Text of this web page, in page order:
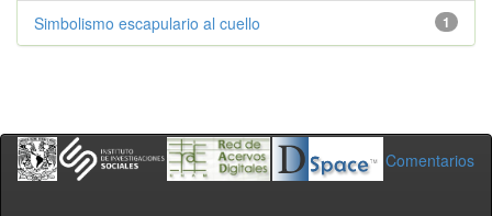
1
Simbolismo escapulario al cuello
Comentarios